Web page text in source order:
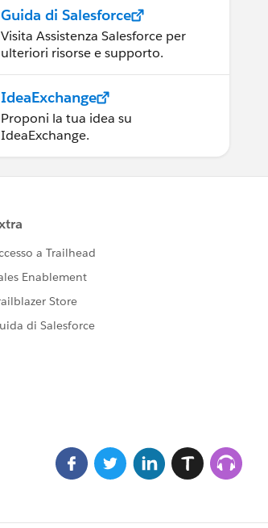
Guida di Salesforce
Visita Assistenza Salesforce per
ulteriori risorse e supporto.
IdeaExchange
Proponi la tua idea su
IdeaExchange.